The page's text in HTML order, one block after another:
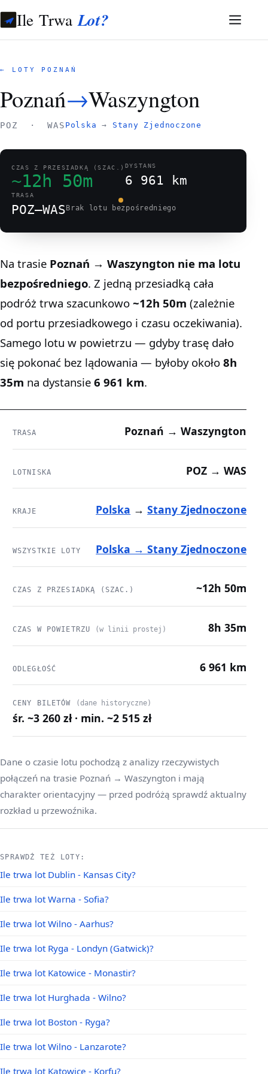
Ile TrwaLot?
← LOTY POZNAŃ
Poznań→Waszyngton
POZ · WAS Polska → Stany Zjednoczone
CZAS Z PRZESIADKĄ (SZAC.)
~12h 50m
DYSTANS
6 961 km
TRASA
POZ–WASBrak lotu bezpośredniego
Na trasie Poznań → Waszyngton nie ma lotu
bezpośredniego. Z jedną przesiadką cała
podróż trwa szacunkowo ~12h 50m (zależnie
od portu przesiadkowego i czasu oczekiwania).
Samego lotu w powietrzu — gdyby trasę dało
się pokonać bez lądowania — byłoby około 8h
35m na dystansie 6 961 km.
TRASA Poznań → Waszyngton
LOTNISKA POZ → WAS
KRAJE Polska →Stany Zjednoczone
WSZYSTKIE LOTY Polska → Stany Zjednoczone
CZAS Z PRZESIADKĄ (SZAC.) ~12h 50m
CZAS W POWIETRZU (w linii prostej) 8h 35m
ODLEGŁOŚĆ 6 961 km
CENY BILETÓW (dane historyczne)
śr. ~3 260 zł · min. ~2 515 zł
Dane o czasie lotu pochodzą z analizy rzeczywistych
połączeń na trasie Poznań → Waszyngton i mają
charakter orientacyjny — przed podróżą sprawdź aktualny
rozkład u przewoźnika.
SPRAWDŹ TEŻ LOTY:
Ile trwa lot Dublin - Kansas City?
Ile trwa lot Warna - Sofia?
Ile trwa lot Wilno - Aarhus?
Ile trwa lot Ryga - Londyn (Gatwick)?
Ile trwa lot Katowice - Monastir?
Ile trwa lot Hurghada - Wilno?
Ile trwa lot Boston - Ryga?
Ile trwa lot Wilno - Lanzarote?
Ile trwa lot Katowice - Korfu?